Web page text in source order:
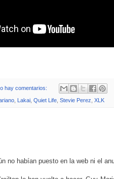
hay comentarios:
Lakai Quiet Life Stevie Perez XLK
no habían puesto en la web ni el